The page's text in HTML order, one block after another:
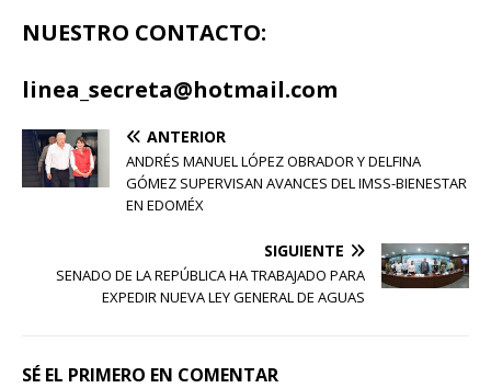
NUESTRO CONTACTO:
linea_secreta@hotmail.com
ANTERIOR
ANDRÉS MANUEL LÓPEZ OBRADOR Y DELFINA
GÓMEZ SUPERVISAN AVANCES DEL IMSS-BIENESTAR
EN EDOMÉX
SIGUIENTE
SENADO DE LA REPÚBLICA HA TRABAJADO PARA
EXPEDIR NUEVA LEY GENERAL DE AGUAS
SÉ EL PRIMERO EN COMENTAR